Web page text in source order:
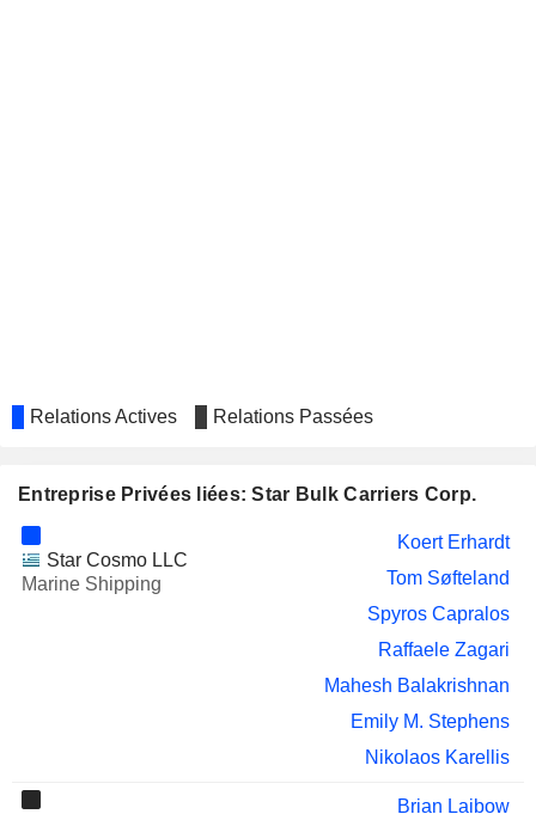
Relations Actives Relations Passées
Entreprise Privées liées: Star Bulk Carriers Corp.
Star Cosmo LLC
Marine Shipping
Koert Erhardt
Tom Søfteland
Spyros Capralos
Raffaele Zagari
Mahesh Balakrishnan
Emily M. Stephens
Nikolaos Karellis
Brian Laibow